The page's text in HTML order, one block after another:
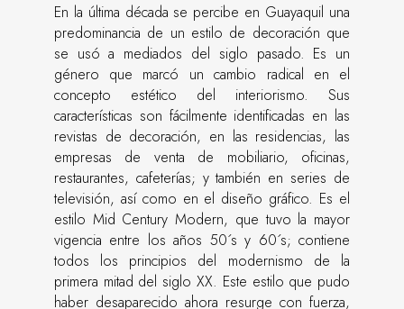
En la última década se percibe en Guayaquil una
predominancia de un estilo de decoración que
se usó a mediados del siglo pasado. Es un
género que marcó un cambio radical en el
concepto estético del interiorismo. Sus
características son fácilmente identificadas en las
revistas de decoración, en las residencias, las
empresas de venta de mobiliario, oficinas,
restaurantes, cafeterías; y también en series de
televisión, así como en el diseño gráfico. Es el
estilo Mid Century Modern, que tuvo la mayor
vigencia entre los años 50´s y 60´s; contiene
todos los principios del modernismo de la
primera mitad del siglo XX. Este estilo que pudo
haber desaparecido ahora resurge con fuerza,